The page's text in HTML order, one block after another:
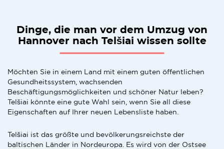
Dinge, die man vor dem Umzug von
Hannover nach Telšiai wissen sollte
Möchten Sie in einem Land mit einem guten öffentlichen
Gesundheitssystem, wachsenden
Beschäftigungsmöglichkeiten und schöner Natur leben?
Telšiai könnte eine gute Wahl sein, wenn Sie all diese
Eigenschaften auf Ihrer neuen Lebensliste haben.
Telšiai ist das größte und bevölkerungsreichste der
baltischen Länder in Nordeuropa. Es wird von der Ostsee